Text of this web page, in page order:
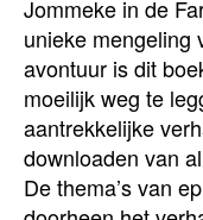
Jommeke in de
unieke mengeling
avontuur is dit
moeilijk weg te
aantrekkelijke
downloaden van
De thema’s van